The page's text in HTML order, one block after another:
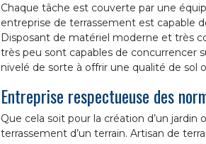
Chaque tâche est couverte par une
entreprise de terrassement est capable
Disposant de matériel moderne et très
très peu sont capables de concurrencer
nivelé de sorte à offrir une qualité de sol
Entreprise respectueuse des
Que cela soit pour la création d’un
terrassement d’un terrain. Artisan de